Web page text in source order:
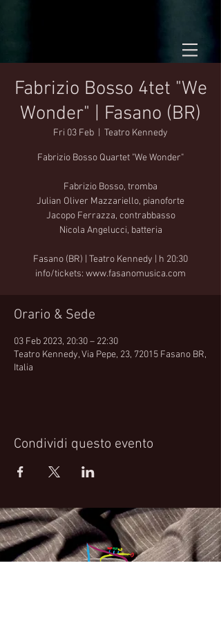
Fabrizio Bosso 4tet "We
Wonder" | Fasano (BR)
Fri 03 Feb Teatro Kennedy
Fabrizio Bosso Quartet "We Wonder"
Fabrizio Bosso, tromba
Julian Oliver Mazzariello, pianoforte
Jacopo Ferrazza, contrabbasso
Nicola Angelucci, batteria
Fasano (BR) | Teatro Kennedy | h 20:30
Orario & Sede
03 Feb 2023, 20:30 – 22:30
Teatro Kennedy, Via Pepe, 23, 72015 Fasano BR,
Italia
Condividi questo evento